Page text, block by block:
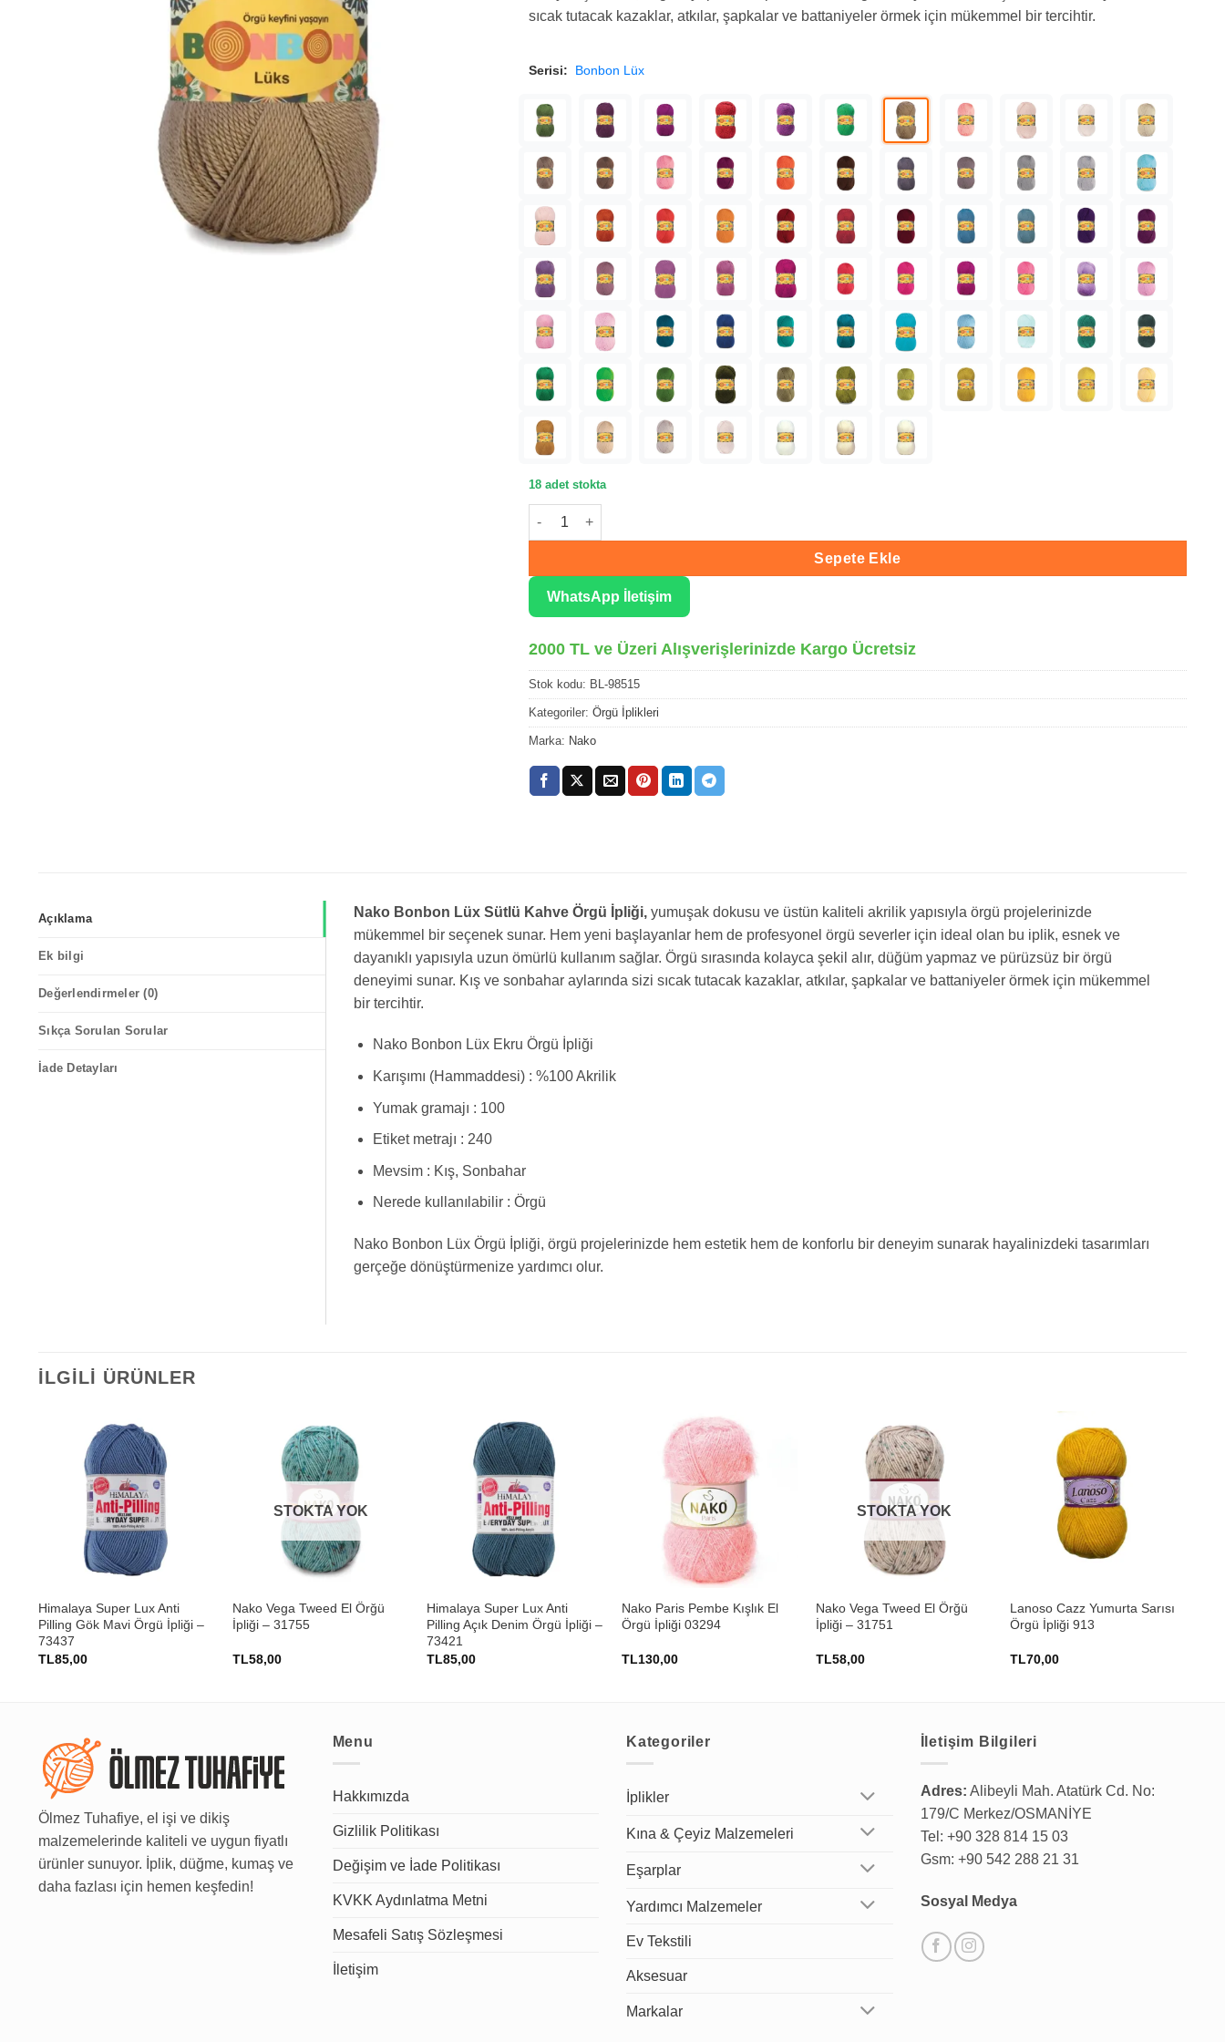
sıcak tutacak kazaklar, atkılar, şapkalar ve battaniyeler örmek için mükemmel bir tercihtir.
Serisi: Bonbon Lüx
18 adet stokta
Nako Bonbon Lüx Sütlü Kahve Örgü İpliği 98515 adet
Sepete Ekle
WhatsApp İletişim
2000 TL ve Üzeri Alışverişlerinizde Kargo Ücretsiz
Stok kodu: BL-98515
Kategoriler: Örgü İplikleri
Marka: Nako
Açıklama
Ek bilgi
Değerlendirmeler (0)
Sıkça Sorulan Sorular
İade Detayları
Nako Bonbon Lüx Sütlü Kahve Örgü İpliği, yumuşak dokusu ve üstün kaliteli akrilik yapısıyla örgü projelerinizde
mükemmel bir seçenek sunar. Hem yeni başlayanlar hem de profesyonel örgü severler için ideal olan bu iplik, esnek ve
dayanıklı yapısıyla uzun ömürlü kullanım sağlar. Örgü sırasında kolayca şekil alır, düğüm yapmaz ve pürüzsüz bir örgü
deneyimi sunar. Kış ve sonbahar aylarında sizi sıcak tutacak kazaklar, atkılar, şapkalar ve battaniyeler örmek için mükemmel
bir tercihtir.
Nako Bonbon Lüx Ekru Örgü İpliği
Karışımı (Hammaddesi) : %100 Akrilik
Yumak gramajı : 100
Etiket metrajı : 240
Mevsim : Kış, Sonbahar
Nerede kullanılabilir : Örgü
Nako Bonbon Lüx Örgü İpliği, örgü projelerinizde hem estetik hem de konforlu bir deneyim sunarak hayalinizdeki tasarımları
gerçeğe dönüştürmenize yardımcı olur.
İLGILI ÜRÜNLER
Himalaya Super Lux Anti
Pilling Gök Mavi Örgü İpliği –
73437
TL85,00
STOKTA YOK
Nako Vega Tweed El Örğü
İpliği – 31755
TL58,00
Himalaya Super Lux Anti
Pilling Açık Denim Örgü İpliği –
73421
TL85,00
Nako Paris Pembe Kışlık El
Örgü İpliği 03294
TL130,00
STOKTA YOK
Nako Vega Tweed El Örğü
İpliği – 31751
TL58,00
Lanoso Cazz Yumurta Sarısı
Örgü İpliği 913
TL70,00
Ölmez Tuhafiye, el işi ve dikiş
malzemelerinde kaliteli ve uygun fiyatlı
ürünler sunuyor. İplik, düğme, kumaş ve
daha fazlası için hemen keşfedin!
Menu
Hakkımızda
Gizlilik Politikası
Değişim ve İade Politikası
KVKK Aydınlatma Metni
Mesafeli Satış Sözleşmesi
İletişim
Kategoriler
İplikler
Kına & Çeyiz Malzemeleri
Eşarplar
Yardımcı Malzemeler
Ev Tekstili
Aksesuar
Markalar
İletişim Bilgileri
Adres: Alibeyli Mah. Atatürk Cd. No:
179/C Merkez/OSMANİYE
Tel: +90 328 814 15 03
Gsm: +90 542 288 21 31
Sosyal Medya